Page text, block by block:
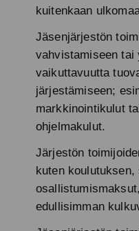
kuitenkaan
Jäsenjärjestön
vahvistamiseen tai
vaikuttavuutta
järjestämiseen;
markkinointikulut
ohjelmakulut.
Järjestön
kuten
edullisimman